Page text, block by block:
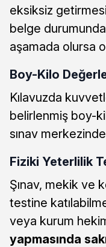
eksiksiz
belge
aşamada olursa
Boy-Kilo
Kılavuzda
belirlenmiş boy-
sınav
Fiziki Yeterlilik
Şınav, mekik ve
testine
veya kurum
yapmasında